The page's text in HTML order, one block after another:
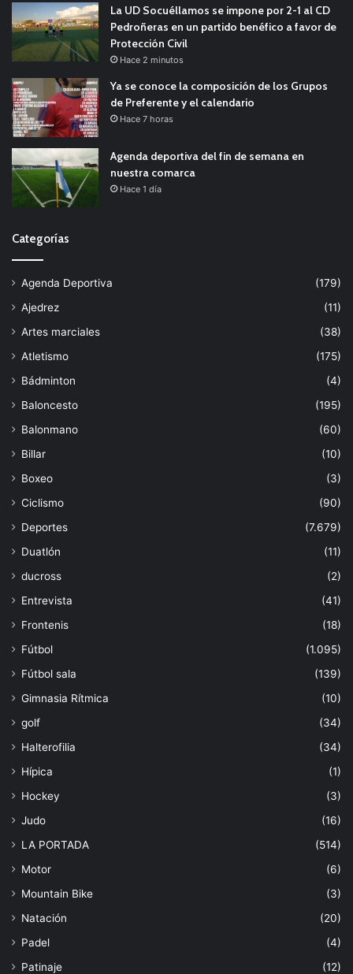
La UD Socuéllamos se impone por 2-1 al CD
Pedroñeras en un partido benéfico a favor de
Protección Civil
Hace 2 minutos
Ya se conoce la composición de los Grupos
de Preferente y el calendario
Hace 7 horas
Agenda deportiva del fin de semana en
nuestra comarca
Hace 1 día
Categorías
Agenda Deportiva
(179)
Ajedrez
(11)
Artes marciales
(38)
Atletismo
(175)
Bádminton
(4)
Baloncesto
(195)
Balonmano
(60)
Billar
(10)
Boxeo
(3)
Ciclismo
(90)
Deportes
(7.679)
Duatlón
(11)
ducross
(2)
Entrevista
(41)
Frontenis
(18)
Fútbol
(1.095)
Fútbol sala
(139)
Gimnasia Rítmica
(10)
golf
(34)
Halterofilia
(34)
Hípica
(1)
Hockey
(3)
Judo
(16)
LA PORTADA
(514)
Motor
(6)
Mountain Bike
(3)
Natación
(20)
Padel
(4)
Patinaje
(12)